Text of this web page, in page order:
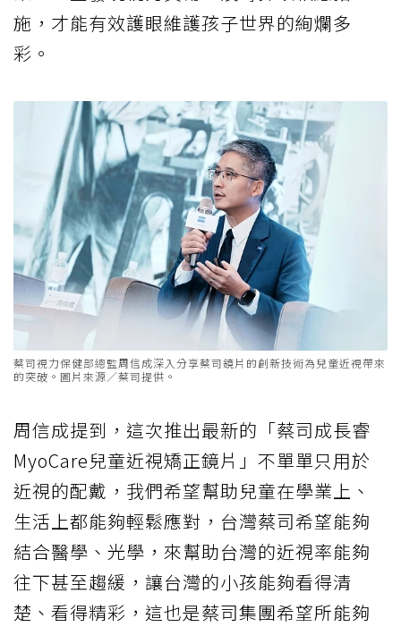
施，才能有效護眼維護孩子世界的絢爛多
彩。
蔡司視力保健部總監周信成深入分享蔡司鏡片的創新技術為兒童近視帶來
的突破。圖片來源／蔡司提供。
周信成提到，這次推出最新的「蔡司成長睿
MyoCare兒童近視矯正鏡片」不單單只用於
近視的配戴，我們希望幫助兒童在學業上、
生活上都能夠輕鬆應對，台灣蔡司希望能夠
結合醫學、光學，來幫助台灣的近視率能夠
往下甚至趨緩，讓台灣的小孩能夠看得清
楚、看得精彩，這也是蔡司集團希望所能夠